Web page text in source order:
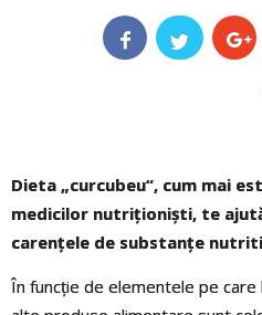
Dieta „curcubeu“, cum mai
medicilor nutriționiști, te
carențele de substanțe
În funcție de elementele pe